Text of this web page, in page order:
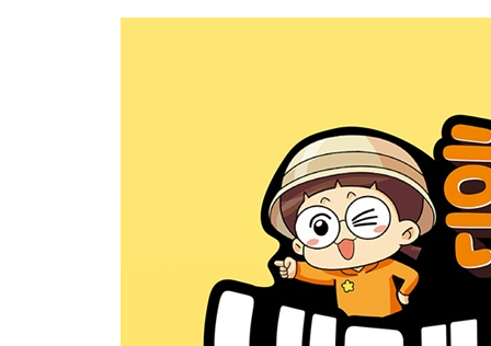
▶ 클레오 관장의 세계사 돋보기: 세월을 낚는 낚시
▶ 클레오 관장의 세계사 돋보기: 잊힌 나라, 아틀
2. 치열한 타임머신 쟁탈전의 결말은?
▶ 클레오 관장의 세계사 돋보기: 페니키아와 헤브
세계사 놀이터 테이커스를 찾아라!
한눈에 보는 세계사·한국사 연표
세계사 키워드 다시 보기